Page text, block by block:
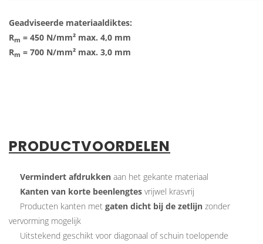
Geadviseerde materiaaldiktes:
Rm = 450 N/mm² max. 4,0 mm
Rm = 700 N/mm² max. 3,0 mm
PRODUCTVOORDELEN
Vermindert afdrukken aan het gekante materiaal
Kanten van korte beenlengtes vrijwel krasvrij
Producten kanten met gaten dicht bij de zetlijn zonder
vervorming mogelijk
Uitstekend geschikt voor diagonaal of schuin toelopende